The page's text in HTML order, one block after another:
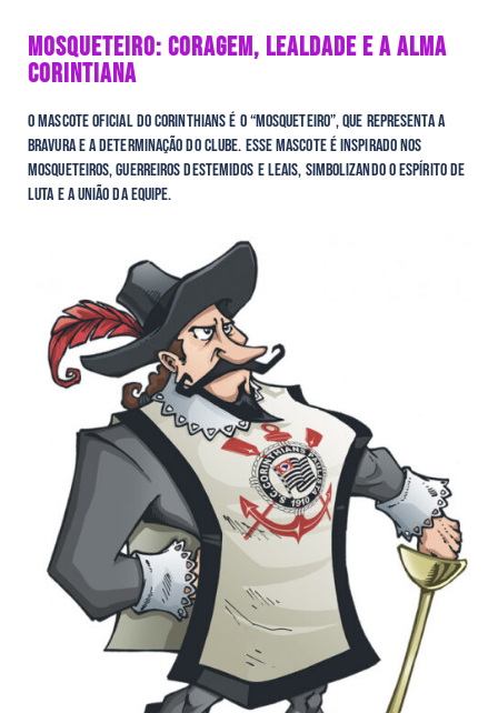
MOSQUETEIRO: CORAGEM, LEALDADE E A ALMA
CORINTIANA
O mascote oficial do Corinthians é o “Mosqueteiro”, que representa a
bravura e a determinação do clube. Esse mascote é inspirado nos
mosqueteiros, guerreiros destemidos e leais, simbolizando o espírito de
luta e a união da equipe.